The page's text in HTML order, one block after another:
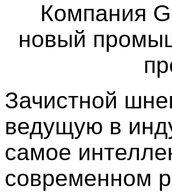
Компания
новый
Зачистной
ведущую в
самое
современном